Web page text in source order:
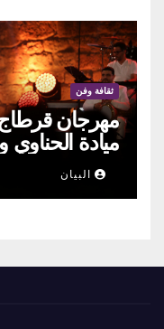
ثقافة وفن
ميادة
الطرب
البيان